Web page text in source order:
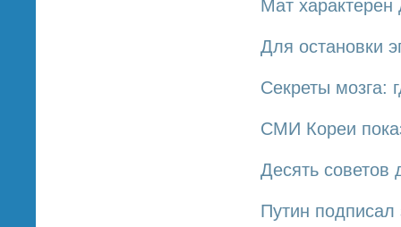
Мат
Для остановки
Секреты мозга:
СМИ Кореи
Десять советов
Путин